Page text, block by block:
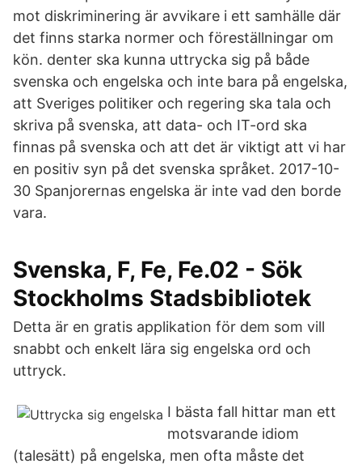
mot diskriminering är avvikare i ett samhälle där
det finns starka normer och föreställningar om
kön. denter ska kunna uttrycka sig på både
svenska och engelska och inte bara på engelska,
att Sveriges politiker och regering ska tala och
skriva på svenska, att data- och IT-ord ska
finnas på svenska och att det är viktigt att vi har
en positiv syn på det svenska språket. 2017-10-
30 Spanjorernas engelska är inte vad den borde
vara.
Svenska, F, Fe, Fe.02 - Sök
Stockholms Stadsbibliotek
Detta är en gratis applikation för dem som vill
snabbt och enkelt lära sig engelska ord och
uttryck.
I bästa fall hittar man ett
motsvarande idiom
(talesätt) på engelska, men ofta måste det